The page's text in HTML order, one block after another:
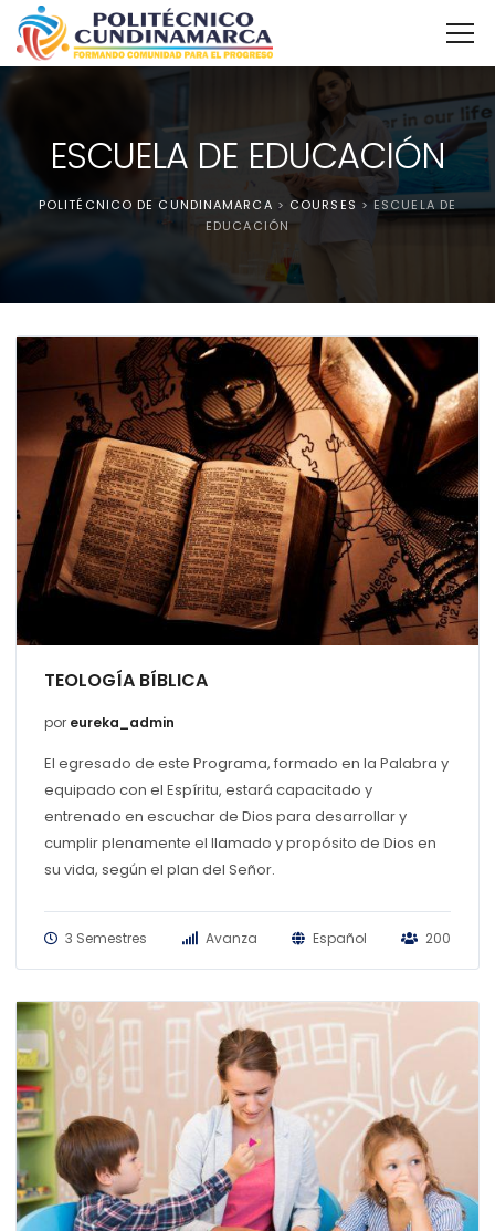
ESCUELA DE EDUCACIÓN
POLITÉCNICO DE CUNDINAMARCA > COURSES >ESCUELA DE
EDUCACIÓN
TEOLOGÍA BÍBLICA
por eureka_admin
El egresado de este Programa, formado en la Palabra y
equipado con el Espíritu, estará capacitado y
entrenado en escuchar de Dios para desarrollar y
cumplir plenamente el llamado y propósito de Dios en
su vida, según el plan del Señor.
3 Semestres Avanza Español 200